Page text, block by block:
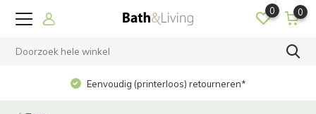
0 0
Eenvoudig (printerloos) retourneren*